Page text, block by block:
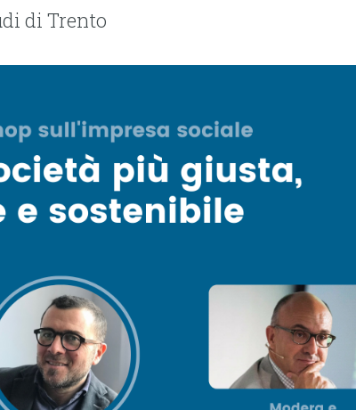
di Trento